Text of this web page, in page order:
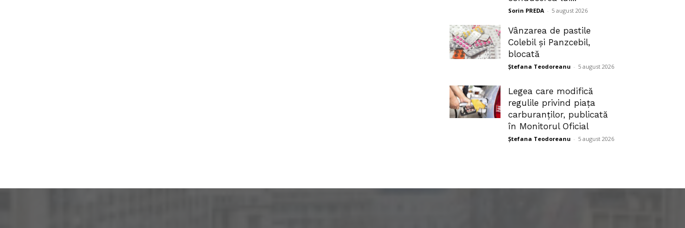
Sorin PREDA - 5 august 2026
Vânzarea de pastile
Colebil și Panzcebil,
blocată
Ștefana Teodoreanu - 5 august 2026
Legea care modifică
regulile privind piața
carburanților, publicată
în Monitorul Oficial
Ștefana Teodoreanu - 5 august 2026